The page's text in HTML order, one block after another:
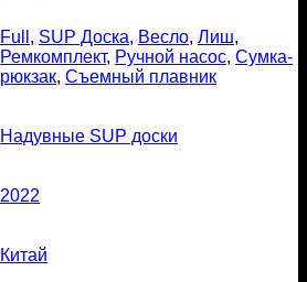
Full , SUP Доска, Весло, Лиш,
Ремкомплект, Ручной насос, Сумка-
рюкзак, Съемный плавник
Надувные SUP доски
2022
Китай